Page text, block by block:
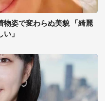
姿で変わらぬ美貌 「綺麗
」